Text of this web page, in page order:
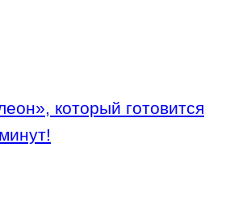
который готовится